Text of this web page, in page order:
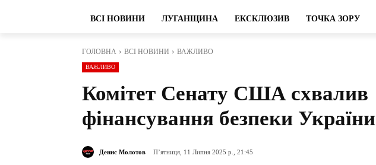
ВСІ НОВИНИ ЛУГАНЩИНА ЕКСКЛЮЗИВ ТОЧКА ЗОРУ
ГОЛОВНА ВСІ НОВИНИ ВАЖЛИВО
ВАЖЛИВО
Комітет Сенату США схвалив
фінансування безпеки України
Денис Молотов П’ятниця, 11 Липня 2025 р., 21:45